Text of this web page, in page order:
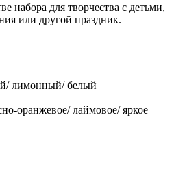
набора для творчества с детьми,
или другой праздник.
лимонный/ белый
оранжевое/ лаймовое/ яркое